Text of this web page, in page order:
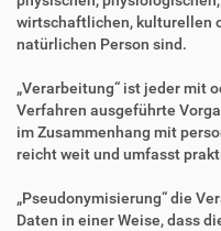
wirtschaftlichen, kulturellen
natürlichen Person sind.
„Verarbeitung“ ist jeder mit
Verfahren ausgeführte
im Zusammenhang mit
reicht weit und umfasst
„Pseudonymisierung“ die
Daten in einer Weise, dass